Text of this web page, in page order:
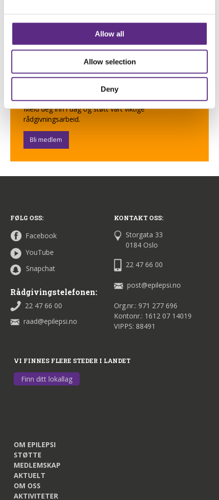
Allow all
Allow selection
Deny
Alle fortjener en trygg hverdag
Reisen fra anfallsredsel til
hverdagsmestring kan være
vanskelig. Epilepsiforbundet
tilbyr råd og støtte på veien.
Meld deg inn i dag og støtt vårt viktige
rådgivningsarbeid.
Bli medlem
FØLG OSS:
Facebook
YouTube
Snapchat
Rådgivingstelefonen:
22 47 66 00
raad@epilepsi.no
KONTAKT OSS:
Storgata 33
0184 Oslo
22 47 66 00
post@epilepsi.no
Org.nr.: 971 277 696
Kontonr.: 1612 07 14019
VIPPS: 88491
VI FINNES FLERE STEDER I LANDET
Finn ditt lokallag
OM EPILEPSI
STØTTE
MEDLEMSKAP
AKTUELT
OM OSS
AKTIVITETER